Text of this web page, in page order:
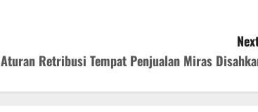
Aturan Retribusi Tempat Penjualan Miras